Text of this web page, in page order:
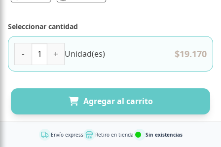
Seleccionar cantidad
Unidad(es) $19.170
Agregar al carrito
Envío express Retiro en tienda Sin existencias